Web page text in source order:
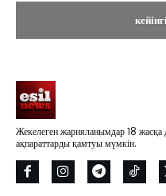
Жекелеген жарияланымдар 18 жасқа
ақпараттарды қамтуы мүмкін.